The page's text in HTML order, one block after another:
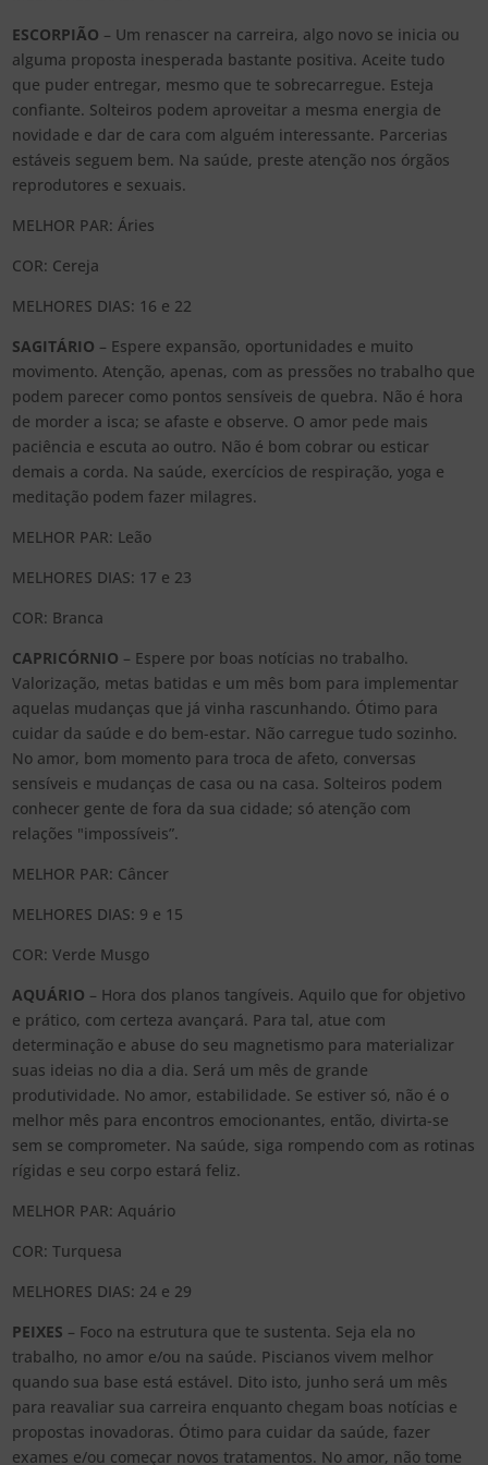
ESCORPIÃO – Um renascer na carreira, algo novo se inicia ou
alguma proposta inesperada bastante positiva. Aceite tudo
que puder entregar, mesmo que te sobrecarregue. Esteja
confiante. Solteiros podem aproveitar a mesma energia de
novidade e dar de cara com alguém interessante. Parcerias
estáveis seguem bem. Na saúde, preste atenção nos órgãos
reprodutores e sexuais.
MELHOR PAR: Áries
COR: Cereja
MELHORES DIAS: 16 e 22
SAGITÁRIO – Espere expansão, oportunidades e muito
movimento. Atenção, apenas, com as pressões no trabalho que
podem parecer como pontos sensíveis de quebra. Não é hora
de morder a isca; se afaste e observe. O amor pede mais
paciência e escuta ao outro. Não é bom cobrar ou esticar
demais a corda. Na saúde, exercícios de respiração, yoga e
meditação podem fazer milagres.
MELHOR PAR: Leão
MELHORES DIAS: 17 e 23
COR: Branca
CAPRICÓRNIO – Espere por boas notícias no trabalho.
Valorização, metas batidas e um mês bom para implementar
aquelas mudanças que já vinha rascunhando. Ótimo para
cuidar da saúde e do bem-estar. Não carregue tudo sozinho.
No amor, bom momento para troca de afeto, conversas
sensíveis e mudanças de casa ou na casa. Solteiros podem
conhecer gente de fora da sua cidade; só atenção com
relações "impossíveis”.
MELHOR PAR: Câncer
MELHORES DIAS: 9 e 15
COR: Verde Musgo
AQUÁRIO – Hora dos planos tangíveis. Aquilo que for objetivo
e prático, com certeza avançará. Para tal, atue com
determinação e abuse do seu magnetismo para materializar
suas ideias no dia a dia. Será um mês de grande
produtividade. No amor, estabilidade. Se estiver só, não é o
melhor mês para encontros emocionantes, então, divirta-se
sem se comprometer. Na saúde, siga rompendo com as rotinas
rígidas e seu corpo estará feliz.
MELHOR PAR: Aquário
COR: Turquesa
MELHORES DIAS: 24 e 29
PEIXES – Foco na estrutura que te sustenta. Seja ela no
trabalho, no amor e/ou na saúde. Piscianos vivem melhor
quando sua base está estável. Dito isto, junho será um mês
para reavaliar sua carreira enquanto chegam boas notícias e
propostas inovadoras. Ótimo para cuidar da saúde, fazer
exames e/ou começar novos tratamentos. No amor, não tome